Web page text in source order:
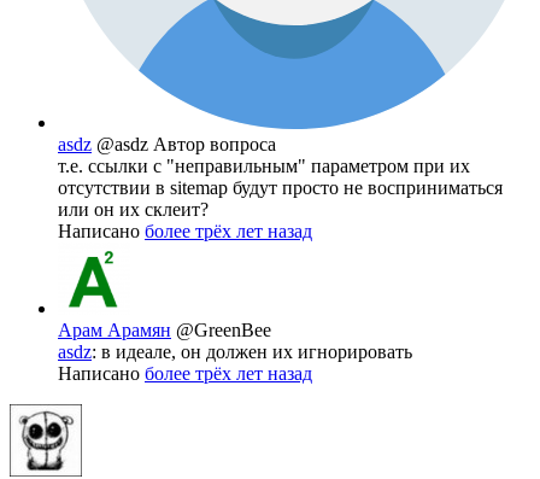
asdz @asdz Автор вопроса
т.е. ссылки с "неправильным" параметром при их
отсутствии в sitemap будут просто не восприниматься
или он их склеит?
Написано более трёх лет назад
Арам Арамян @GreenBee
asdz: в идеале, он должен их игнорировать
Написано более трёх лет назад